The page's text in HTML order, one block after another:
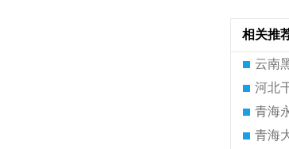
相关推
云南
河北
青海
青海